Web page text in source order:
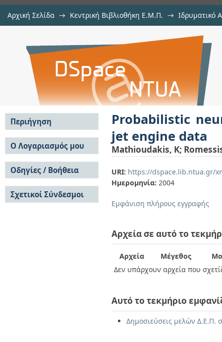
Αρχική Σελίδα → Κεντρική Βιβλιοθήκη Ε.Μ.Π. → Ιδρυματικό
Probabilistic neural networks for
Probabilistic
jet engine data
Mathioudakis, K;
URI: https://dspace.lib.ntua.gr/
Ημερομηνία: 2004
Εμφάνιση πλήρους εγγραφής
Αρχεία σε αυτό το
Αρχεία Μέγεθος
Δεν υπάρχουν αρχεία που
Αυτό το τεκμήριο
Δημοσιεύσεις μελών Δ.Ε.Π.
Περιήγηση
Σε όλο το DSpace
Κοινότητες & Συλλογές
Ανά Ημερομηνία
Έκδοσης
Συγγραφείς
Τίτλοι
Θέματα
Ο Λογαριασμός μου
Σύνδεση
Εγγραφή
Οδηγίες / Βοήθεια
Οδηγίες Υποβολής
Οδηγίες Χρήσης ΙΑ
Συχνές Ερωτήσεις
Σχετικοί Σύνδεσμοι